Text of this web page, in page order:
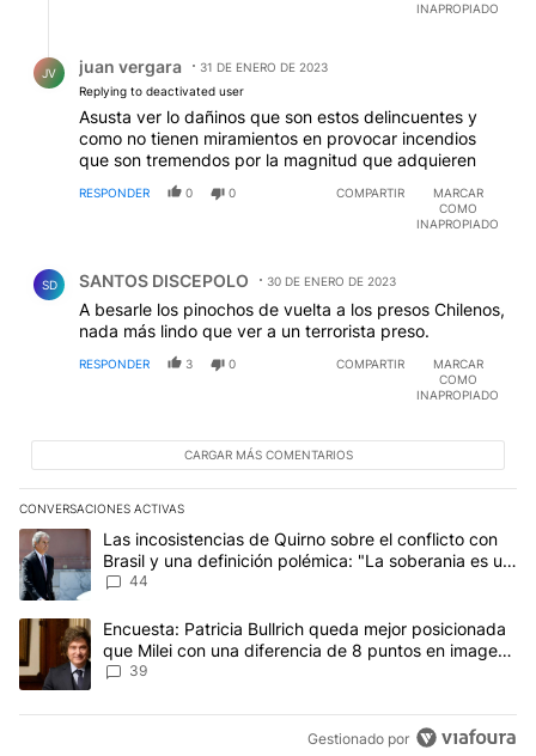
INAPROPIADO
JV juan vergara
31 DE ENERO DE 2023
Replying to deactivated user
Asusta ver lo dañinos que son estos delincuentes y
como no tienen miramientos en provocar incendios
que son tremendos por la magnitud que adquieren
RESPONDER 0 0 COMPARTIR
MARCAR
COMO
INAPROPIADO
SD SANTOS DISCEPOLO 30 DE ENERO DE 2023
A besarle los pinochos de vuelta a los presos Chilenos,
nada más lindo que ver a un terrorista preso.
RESPONDER 3 0 COMPARTIR
MARCAR
COMO
INAPROPIADO
CARGAR MÁS COMENTARIOS
CONVERSACIONES ACTIVAS
Este listado muestra los artículos con más comentarios en los
Un artículo de tendencia con el título "Las incosistencias de
Las incosistencias de Quirno sobre el conflicto con
Brasil y una definición polémica: "La soberania es un
concepto antiguo"
44
Un artículo de tendencia con el título "Encuesta: Patricia
Encuesta: Patricia Bullrich queda mejor posicionada
que Milei con una diferencia de 8 puntos en imagen
negativa
39
Gestionado por